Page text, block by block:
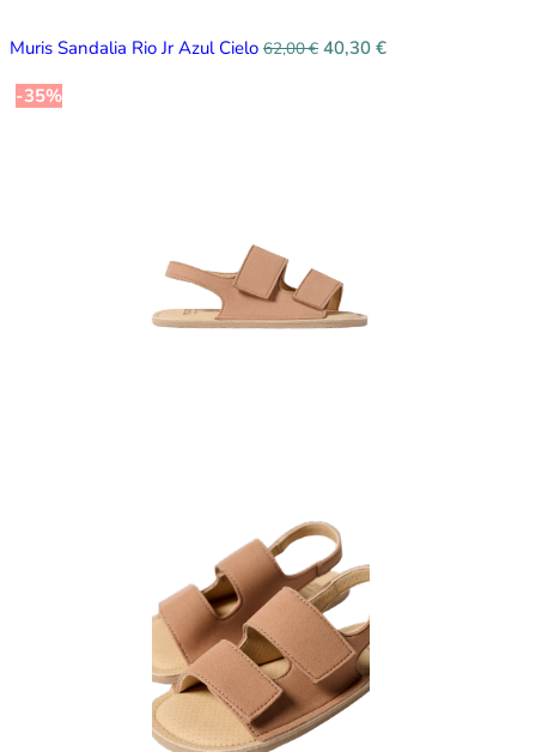
Muris Sandalia Rio Jr Azul Cielo 62,00€ 40,30 €
-35%